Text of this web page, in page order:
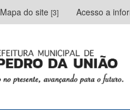
Mapa do site [3] Acesso a